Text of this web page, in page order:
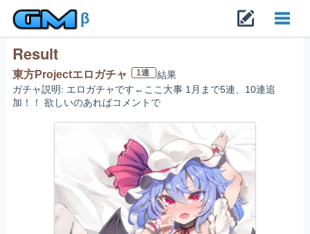
β
Result
東方Projectエロガチャ 1連
結果
ガチャ説明: エロガチャです←ここ大事 1月まで5連、10連追
加！！ 欲しいのあればコメントで